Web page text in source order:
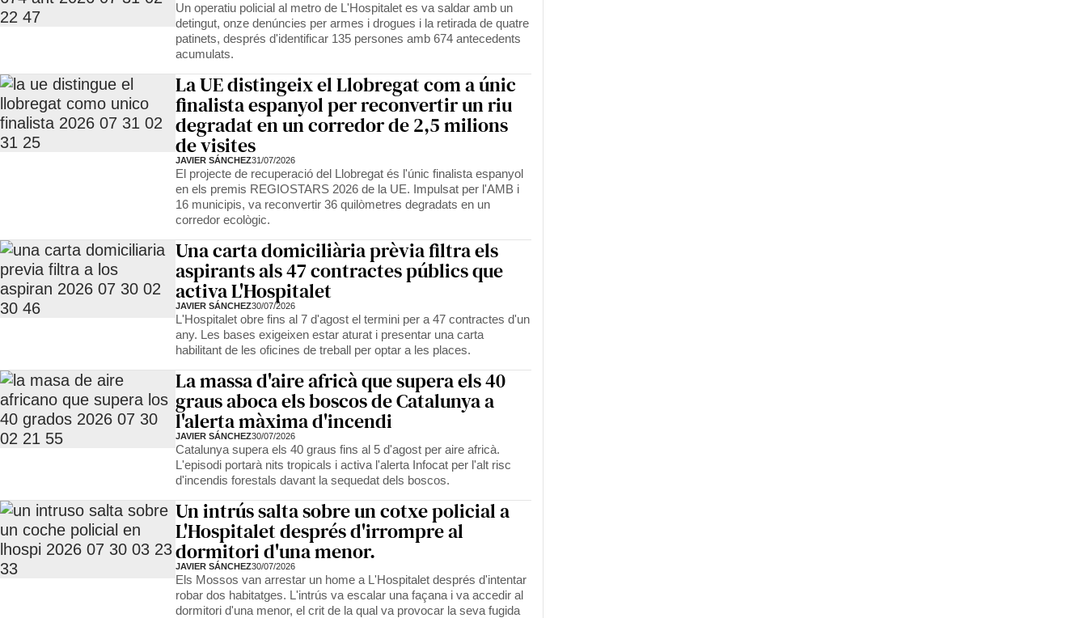
Un operatiu policial al metro de L'Hospitalet es va saldar amb un
detingut, onze denúncies per armes i drogues i la retirada de quatre
patinets, després d'identificar 135 persones amb 674 antecedents
acumulats.
La UE distingeix el Llobregat com a únic
finalista espanyol per reconvertir un riu
degradat en un corredor de 2,5 milions
de visites
JAVIER SÁNCHEZ31/07/2026
El projecte de recuperació del Llobregat és l'únic finalista espanyol
en els premis REGIOSTARS 2026 de la UE. Impulsat per l'AMB i
16 municipis, va reconvertir 36 quilòmetres degradats en un
corredor ecològic.
Una carta domiciliària prèvia filtra els
aspirants als 47 contractes públics que
activa L'Hospitalet
JAVIER SÁNCHEZ30/07/2026
L'Hospitalet obre fins al 7 d'agost el termini per a 47 contractes d'un
any. Les bases exigeixen estar aturat i presentar una carta
habilitant de les oficines de treball per optar a les places.
La massa d'aire africà que supera els 40
graus aboca els boscos de Catalunya a
l'alerta màxima d'incendi
JAVIER SÁNCHEZ30/07/2026
Catalunya supera els 40 graus fins al 5 d'agost per aire africà.
L'episodi portarà nits tropicals i activa l'alerta Infocat per l'alt risc
d'incendis forestals davant la sequedat dels boscos.
Un intrús salta sobre un cotxe policial a
L'Hospitalet després d'irrompre al
dormitori d'una menor.
JAVIER SÁNCHEZ30/07/2026
Els Mossos van arrestar un home a L'Hospitalet després d'intentar
robar dos habitatges. L'intrús va escalar una façana i va accedir al
dormitori d'una menor, el crit de la qual va provocar la seva fugida